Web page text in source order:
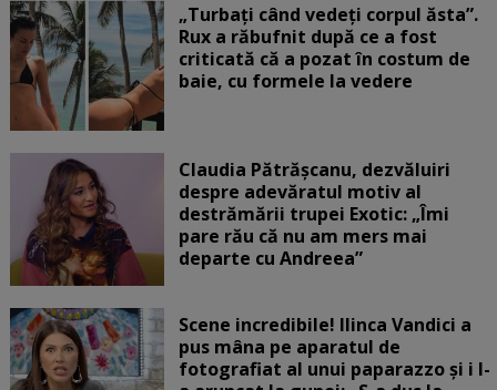
„Turbați când vedeți corpul ăsta”.
Rux a răbufnit după ce a fost
criticată că a pozat în costum de
baie, cu formele la vedere
Claudia Pătrășcanu, dezvăluiri
despre adevăratul motiv al
destrămării trupei Exotic: „Îmi
pare rău că nu am mers mai
departe cu Andreea”
Scene incredibile! Ilinca Vandici a
pus mâna pe aparatul de
fotografiat al unui paparazzo și i l-